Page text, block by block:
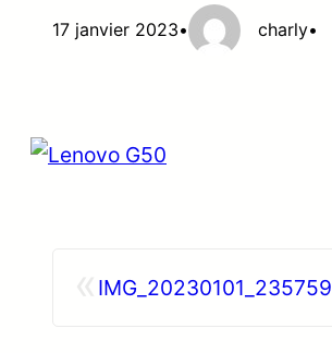
17 janvier 2023• charly•
IMG_20230101_235759